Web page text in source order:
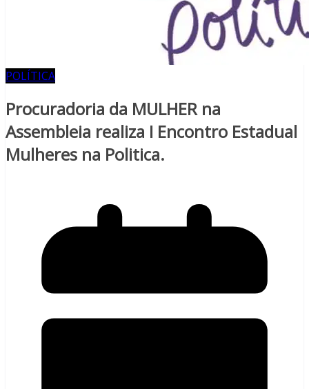
POLÍTICA
Procuradoria da MULHER na
Assembleia realiza I Encontro Estadual
Mulheres na Politica.